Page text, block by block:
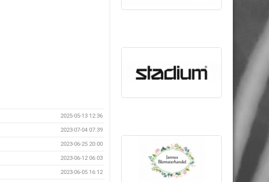
2025-05-13 12:36
2023-07-04 07:39
2023-06-25 20:00
2023-06-12 06:03
2023-06-05 16:12